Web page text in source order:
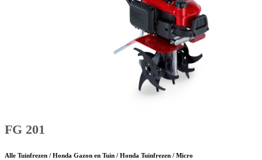
FG 201
Alle Tuinfrezen / Honda Gazon en Tuin / Honda Tuinfrezen / Micro